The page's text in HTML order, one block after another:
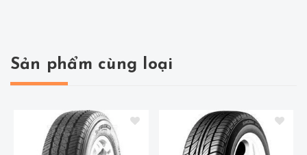
Sản phẩm cùng loại